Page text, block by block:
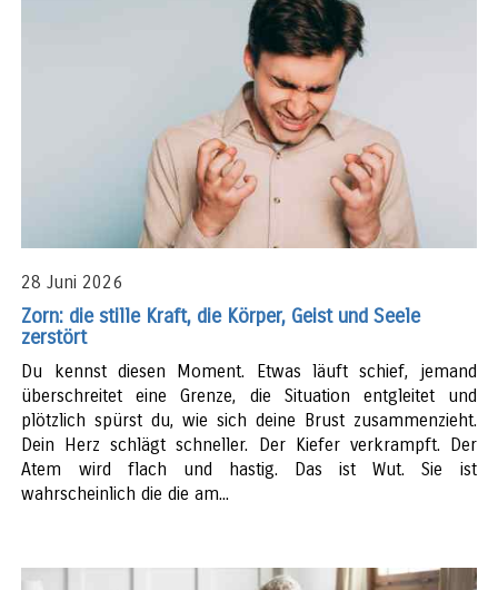
28 Juni 2026
Zorn: die stille Kraft, die Körper, Geist und Seele
zerstört
Du kennst diesen Moment. Etwas läuft schief, jemand
überschreitet eine Grenze, die Situation entgleitet und
plötzlich spürst du, wie sich deine Brust zusammenzieht.
Dein Herz schlägt schneller. Der Kiefer verkrampft. Der
Atem wird flach und hastig. Das ist Wut. Sie ist
wahrscheinlich die die am...